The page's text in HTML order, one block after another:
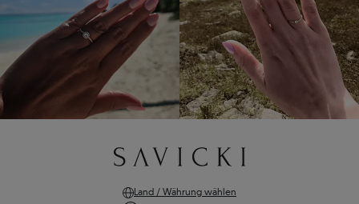
Land / Währung wählen